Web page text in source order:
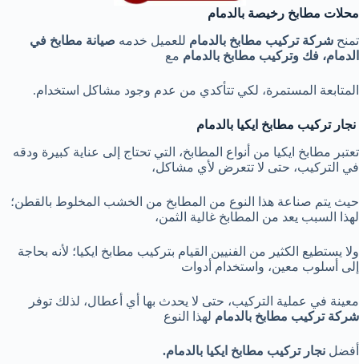
محلات مطابخ رخيصة بالدمام
تمنح شركة تركيب مطابخ بالدمام للعميل خدمه صيانة مطابخ في
الدمام، فك وتركيب مطابخ بالدمام مع
المتابعة المستمرة، لكي تتأكدي من عدم وجود مشاكل استخدام.
نجار تركيب مطابخ ايكيا بالدمام
تعتبر مطابخ ايكيا من أنواع المطابخ، التي تحتاج إلى عناية كبيرة ودقه
في التركيب، حتى لا تتعرض لأي مشاكل،
حيث يتم صناعة هذا النوع من المطابخ من الخشب المخلوط بالقطن؛
لهذا السبب يعد من المطابخ غالية الثمن،
ولا يستطيع الكثير من الفنيين القيام بتركيب مطابخ ايكيا؛ لأنه بحاجة
إلى أسلوب معين، واستخدام أدوات
معينة في عملية التركيب، حتى لا يحدث بها أي أعطال، لذلك توفر
شركة تركيب مطابخ بالدمام لهذا النوع
أفضل نجار تركيب مطابخ ايكيا بالدمام.